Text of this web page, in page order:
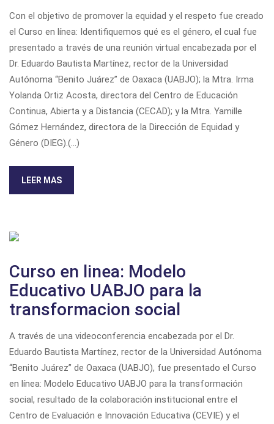
Con el objetivo de promover la equidad y el respeto fue creado
el Curso en línea: Identifiquemos qué es el género, el cual fue
presentado a través de una reunión virtual encabezada por el
Dr. Eduardo Bautista Martínez, rector de la Universidad
Autónoma “Benito Juárez” de Oaxaca (UABJO); la Mtra. Irma
Yolanda Ortiz Acosta, directora del Centro de Educación
Continua, Abierta y a Distancia (CECAD); y la Mtra. Yamille
Gómez Hernández, directora de la Dirección de Equidad y
Género (DIEG).(...)
LEER MAS
Curso en linea: Modelo
Educativo UABJO para la
transformacion social
A través de una videoconferencia encabezada por el Dr.
Eduardo Bautista Martínez, rector de la Universidad Autónoma
“Benito Juárez” de Oaxaca (UABJO), fue presentado el Curso
en línea: Modelo Educativo UABJO para la transformación
social, resultado de la colaboración institucional entre el
Centro de Evaluación e Innovación Educativa (CEVIE) y el